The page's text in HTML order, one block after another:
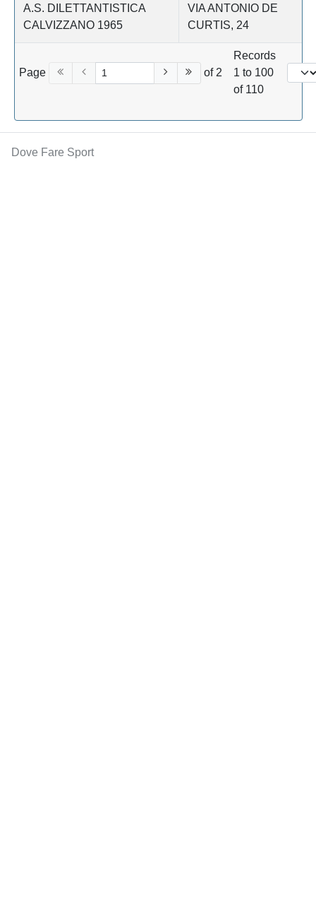
A.S. DILETTANTISTICA
CALVIZZANO 1965
VIA ANTONIO DE
CURTIS, 24
Page of 2
Records
1 to 100
of 110
Dove Fare Sport